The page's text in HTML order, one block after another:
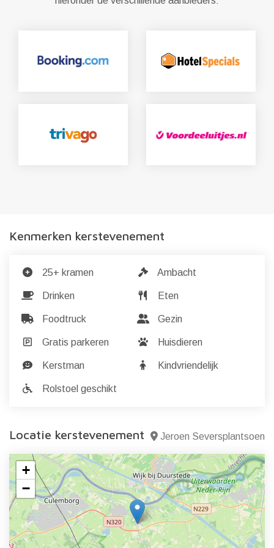
Kenmerken kerstevenement
25+ kramen Ambacht
Drinken Eten
Foodtruck Gezin
Gratis parkeren Huisdieren
Kerstman Kindvriendelijk
Rolstoel geschikt
Locatie kerstevenement Jeroen Seversplantsoen
+
−